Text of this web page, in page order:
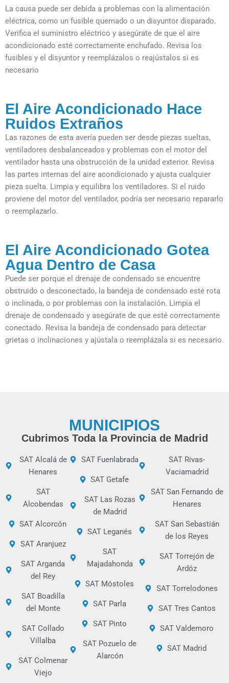
La causa puede ser debida a problemas con la alimentación
eléctrica, como un fusible quemado o un disyuntor disparado.
Verifica el suministro eléctrico y asegúrate de que el aire
acondicionado esté correctamente enchufado. Revisa los
fusibles y el disyuntor y reemplázalos o reajústalos si es
necesario
El Aire Acondicionado Hace
Ruidos Extraños
Las razones de esta avería pueden ser desde piezas sueltas,
ventiladores desbalanceados y problemas con el motor del
ventilador hasta una obstrucción de la unidad exterior. Revisa
las partes internas del aire acondicionado y ajusta cualquier
pieza suelta. Limpia y equilibra los ventiladores. Si el ruido
proviene del motor del ventilador, podría ser necesario repararlo
o reemplazarlo.
El Aire Acondicionado Gotea
Agua Dentro de Casa
Puede ser porque el drenaje de condensado se encuentre
obstruido o desconectado, la bandeja de condensado esté rota
o inclinada, o por problemas con la instalación. Limpia el
drenaje de condensado y asegúrate de que esté correctamente
conectado. Revisa la bandeja de condensado para detectar
grietas o inclinaciones y ajústala o reemplázala si es necesario.
MUNICIPIOS
Cubrimos Toda la Provincia de Madrid
SAT Alcalá de
Henares
SAT
Alcobendas
SAT Alcorcón
SAT Aranjuez
SAT Arganda
del Rey
SAT Boadilla
del Monte
SAT Collado
Villalba
SAT Colmenar
Viejo
SAT Fuenlabrada
SAT Getafe
SAT Las Rozas
de Madrid
SAT Leganés
SAT
Majadahonda
SAT Móstoles
SAT Parla
SAT Pinto
SAT Pozuelo de
Alarcón
SAT Rivas-
Vaciamadrid
SAT San Fernando de
Henares
SAT San Sebastián
de los Reyes
SAT Torrejón de
Ardóz
SAT Torrelodones
SAT Tres Cantos
SAT Valdemoro
SAT Madrid